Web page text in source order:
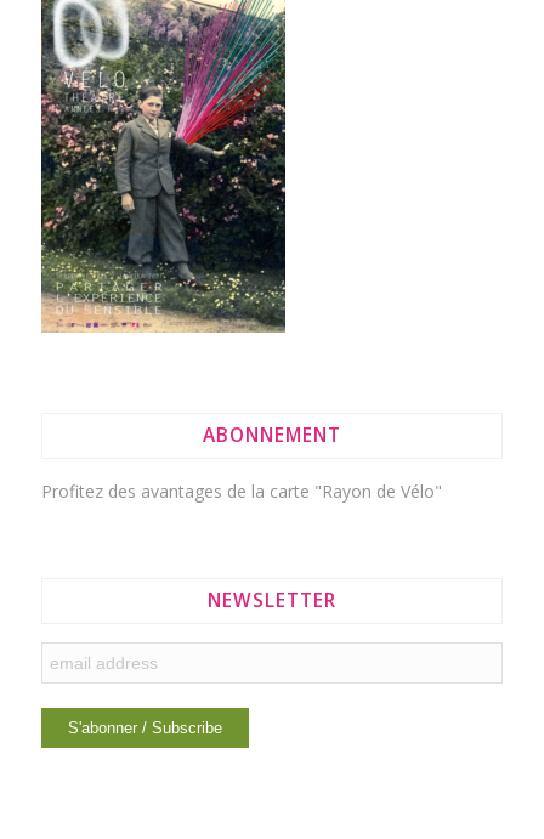
ABONNEMENT
Profitez des avantages de la carte "Rayon de Vélo"
NEWSLETTER